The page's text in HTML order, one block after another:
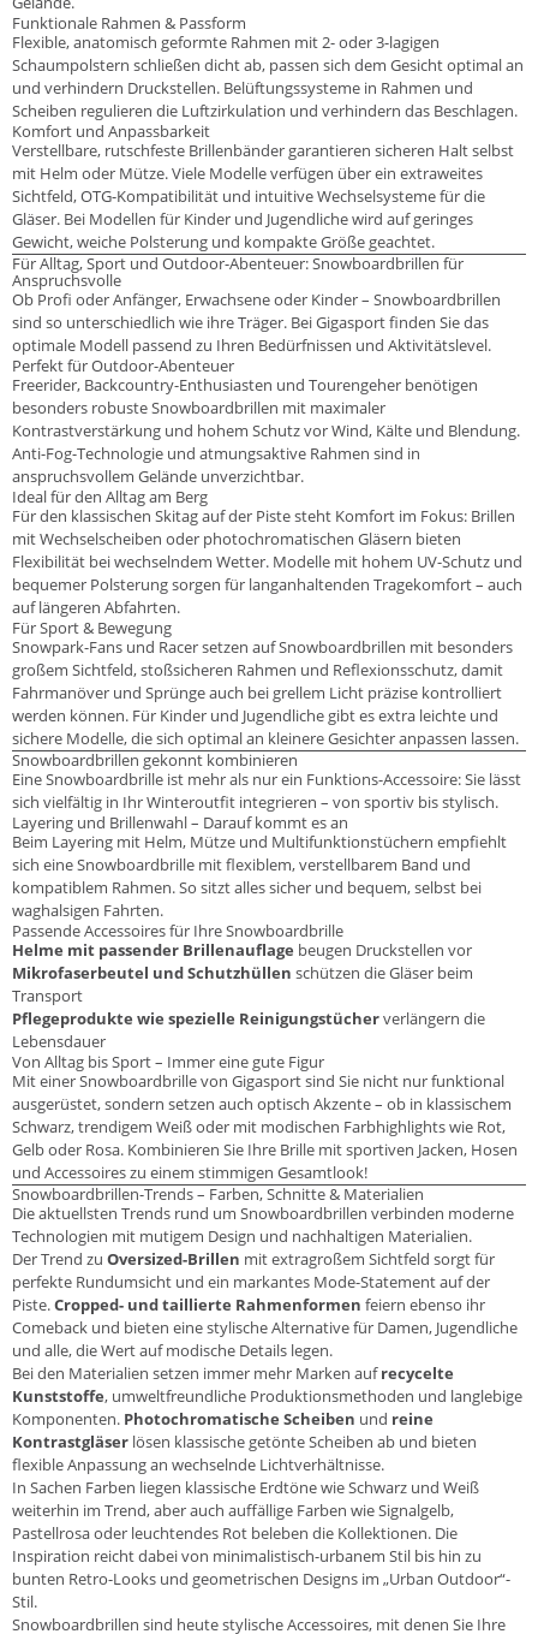
Funktionale Rahmen & Passform
Flexible, anatomisch geformte Rahmen mit 2- oder 3-lagigen
Schaumpolstern schließen dicht ab, passen sich dem Gesicht optimal an
und verhindern Druckstellen. Belüftungssysteme in Rahmen und
Scheiben regulieren die Luftzirkulation und verhindern das Beschlagen.
Komfort und Anpassbarkeit
Verstellbare, rutschfeste Brillenbänder garantieren sicheren Halt selbst
mit Helm oder Mütze. Viele Modelle verfügen über ein extraweites
Sichtfeld, OTG-Kompatibilität und intuitive Wechselsysteme für die
Gläser. Bei Modellen für Kinder und Jugendliche wird auf geringes
Gewicht, weiche Polsterung und kompakte Größe geachtet.
Für Alltag, Sport und Outdoor-Abenteuer: Snowboardbrillen für
Anspruchsvolle
Ob Profi oder Anfänger, Erwachsene oder Kinder – Snowboardbrillen
sind so unterschiedlich wie ihre Träger. Bei Gigasport finden Sie das
optimale Modell passend zu Ihren Bedürfnissen und Aktivitätslevel.
Perfekt für Outdoor-Abenteuer
Freerider, Backcountry-Enthusiasten und Tourengeher benötigen
besonders robuste Snowboardbrillen mit maximaler
Kontrastverstärkung und hohem Schutz vor Wind, Kälte und Blendung.
Anti-Fog-Technologie und atmungsaktive Rahmen sind in
anspruchsvollem Gelände unverzichtbar.
Ideal für den Alltag am Berg
Für den klassischen Skitag auf der Piste steht Komfort im Fokus: Brillen
mit Wechselscheiben oder photochromatischen Gläsern bieten
Flexibilität bei wechselndem Wetter. Modelle mit hohem UV-Schutz und
bequemer Polsterung sorgen für langanhaltenden Tragekomfort – auch
auf längeren Abfahrten.
Für Sport & Bewegung
Snowpark-Fans und Racer setzen auf Snowboardbrillen mit besonders
großem Sichtfeld, stoßsicheren Rahmen und Reflexionsschutz, damit
Fahrmanöver und Sprünge auch bei grellem Licht präzise kontrolliert
werden können. Für Kinder und Jugendliche gibt es extra leichte und
sichere Modelle, die sich optimal an kleinere Gesichter anpassen lassen.
Snowboardbrillen gekonnt kombinieren
Eine Snowboardbrille ist mehr als nur ein Funktions-Accessoire: Sie lässt
sich vielfältig in Ihr Winteroutfit integrieren – von sportiv bis stylisch.
Layering und Brillenwahl – Darauf kommt es an
Beim Layering mit Helm, Mütze und Multifunktionstüchern empfiehlt
sich eine Snowboardbrille mit flexiblem, verstellbarem Band und
kompatiblem Rahmen. So sitzt alles sicher und bequem, selbst bei
waghalsigen Fahrten.
Passende Accessoires für Ihre Snowboardbrille
Helme mit passender Brillenauflage beugen Druckstellen vor
Mikrofaserbeutel und Schutzhüllen schützen die Gläser beim
Transport
Pflegeprodukte wie spezielle Reinigungstücherverlängern die
Lebensdauer
Von Alltag bis Sport – Immer eine gute Figur
Mit einer Snowboardbrille von Gigasport sind Sie nicht nur funktional
ausgerüstet, sondern setzen auch optisch Akzente – ob in klassischem
Schwarz, trendigem Weiß oder mit modischen Farbhighlights wie Rot,
Gelb oder Rosa. Kombinieren Sie Ihre Brille mit sportiven Jacken, Hosen
und Accessoires zu einem stimmigen Gesamtlook!
Snowboardbrillen-Trends – Farben, Schnitte & Materialien
Die aktuellsten Trends rund um Snowboardbrillen verbinden moderne
Technologien mit mutigem Design und nachhaltigen Materialien.
Der Trend zu Oversized-Brillen mit extragroßem Sichtfeld sorgt für
perfekte Rundumsicht und ein markantes Mode-Statement auf der
Piste.Cropped- und taillierte Rahmenformen feiern ebenso ihr
Comeback und bieten eine stylische Alternative für Damen, Jugendliche
und alle, die Wert auf modische Details legen.
Bei den Materialien setzen immer mehr Marken aufrecycelte
Kunststoffe, umweltfreundliche Produktionsmethoden und langlebige
Komponenten. Photochromatische Scheiben und reine
Kontrastgläser lösen klassische getönte Scheiben ab und bieten
flexible Anpassung an wechselnde Lichtverhältnisse.
In Sachen Farben liegen klassische Erdtöne wie Schwarz und Weiß
weiterhin im Trend, aber auch auffällige Farben wie Signalgelb,
Pastellrosa oder leuchtendes Rot beleben die Kollektionen. Die
Inspiration reicht dabei von minimalistisch-urbanem Stil bis hin zu
bunten Retro-Looks und geometrischen Designs im „Urban Outdoor“-
Stil.
Snowboardbrillen sind heute stylische Accessoires, mit denen Sie Ihre